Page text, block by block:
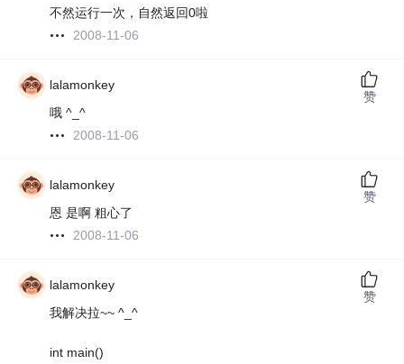
不然运行一次，自然返回0啦
2008-11-06
lalamonkey
哦 ^_^
2008-11-06
赞
lalamonkey
恩 是啊 粗心了
2008-11-06
赞
lalamonkey
我解决拉~~ ^_^
int main()
赞